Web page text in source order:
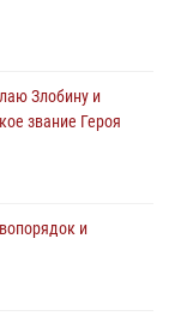
Злобину и
звание Героя
и